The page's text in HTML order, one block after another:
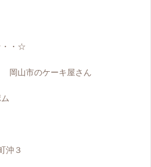
・☆
岡山市のケーキ屋さん
沖３